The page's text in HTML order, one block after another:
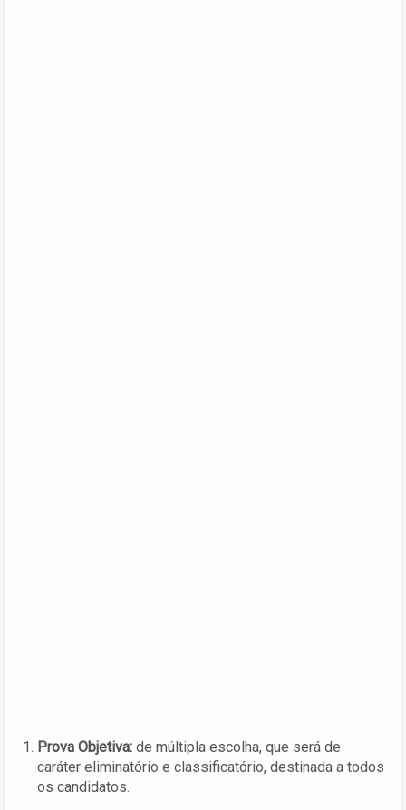
Prova Objetiva: de múltipla escolha, que será de
caráter eliminatório e classificatório, destinada a todos
os candidatos.